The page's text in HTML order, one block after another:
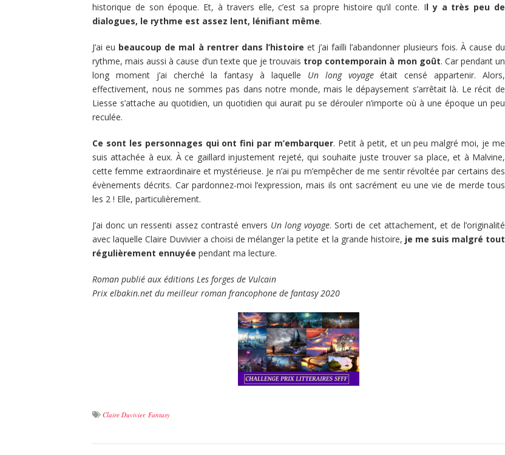
historique de son époque. Et, à travers elle, c’est sa propre histoire qu’il conte. Il y a très peu de
dialogues, le rythme est assez lent, lénifiant même.
J’ai eu beaucoup de mal à rentrer dans l’histoire et j’ai failli l’abandonner plusieurs fois. À cause du
rythme, mais aussi à cause d’un texte que je trouvais trop contemporain à mon goût. Car pendant un
long moment j’ai cherché la fantasy à laquelle Un long voyageétait censé appartenir. Alors,
effectivement, nous ne sommes pas dans notre monde, mais le dépaysement s’arrêtait là. Le récit de
Liesse s’attache au quotidien, un quotidien qui aurait pu se dérouler n’importe où à une époque un peu
reculée.
Ce sont les personnages qui ont fini par m’embarquer. Petit à petit, et un peu malgré moi, je me
suis attachée à eux. À ce gaillard injustement rejeté, qui souhaite juste trouver sa place, et à Malvine,
cette femme extraordinaire et mystérieuse. Je n’ai pu m’empêcher de me sentir révoltée par certains des
évènements décrits. Car pardonnez-moi l’expression, mais ils ont sacrément eu une vie de merde tous
les 2 ! Elle, particulièrement.
J’ai donc un ressenti assez contrasté envers Un long voyage. Sorti de cet attachement, et de l’originalité
avec laquelle Claire Duvivier a choisi de mélanger la petite et la grande histoire, je me suis malgré tout
régulièrement ennuyée pendant ma lecture.
Roman publié aux éditions Les forges de Vulcain
Prix elbakin.net du meilleur roman francophone de fantasy 2020
Claire Duvivier, Fantasy